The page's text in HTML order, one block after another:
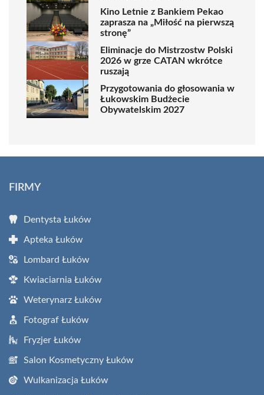
Kino Letnie z Bankiem Pekao
zaprasza na „Miłość na pierwszą
stronę”
Eliminacje do Mistrzostw Polski
2026 w grze CATAN wkrótce
ruszają
Przygotowania do głosowania w
Łukowskim Budżecie
Obywatelskim 2027
FIRMY
Dentysta Łuków
Apteka Łuków
Lombard Łuków
Kwiaciarnia Łuków
Weterynarz Łuków
Fotograf Łuków
Fryzjer Łuków
Salon Kosmetyczny Łuków
Wulkanizacja Łuków